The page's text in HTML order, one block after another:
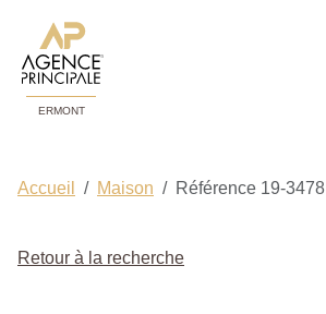
ERMONT
Accueil Maison Référence 19-3478
Retour à la recherche